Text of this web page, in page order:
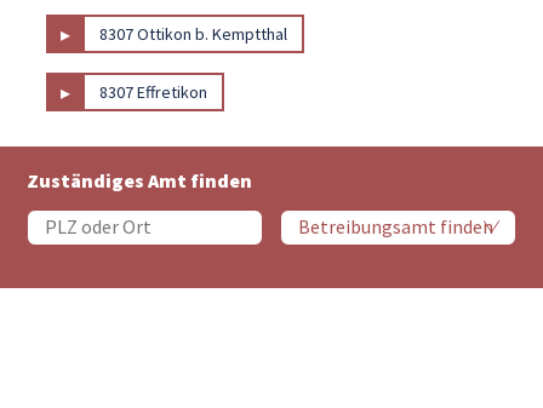
▸ 8307 Ottikon b. Kemptthal
▸ 8307 Effretikon
Zuständiges Amt finden